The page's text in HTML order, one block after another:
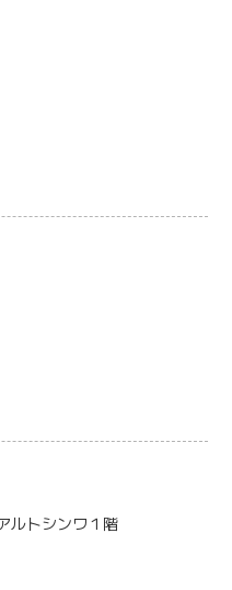
ルトシンワ１階